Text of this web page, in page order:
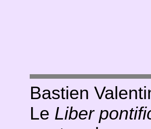
Bastien
Le Liber